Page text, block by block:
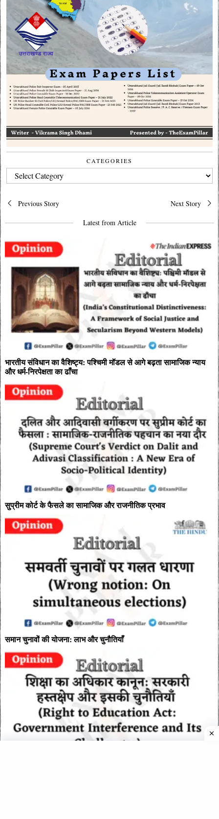
CATEGORIES
CATEGORIES
Post
navigation
Previous Story Next Story
Latest from Article
भारतीय संविधान का वैशिष्ट्य: पश्चिमी मॉडल से आगे बढ़ता सामाजिक न्याय
और धर्म-निरपेक्षता का ढाँचा
सुप्रीम कोर्ट के फैसले का सामाजिक और राजनीतिक प्रभाव
समान चुनावों की योजना: लाभ और चुनौतियाँ